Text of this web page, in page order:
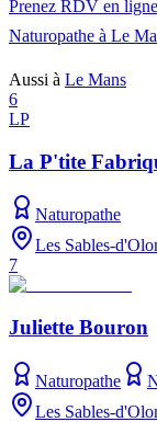
Prenez RDV en
Naturopathe à Le
Aussi à Le Mans
6
LP
La P'tite
Naturopathe
Les Sables-
7
Juliette Bouron
Naturopathe
Les Sables-